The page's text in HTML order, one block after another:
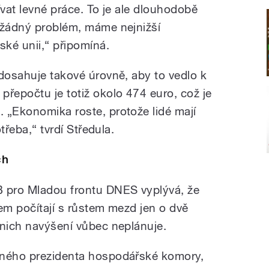
levné práce. To je ale dlouhodobě
problém, máme nejnižší
unii,“ připomíná.
takové úrovně, aby to vedlo k
je totiž okolo 474 euro, což je
„Ekonomika roste, protože lidé mají
tvrdí Středula.
Mladou frontu DNES vyplývá, že
počítají s růstem mezd jen o dvě
navýšení vůbec neplánuje.
prezidenta hospodářské komory,